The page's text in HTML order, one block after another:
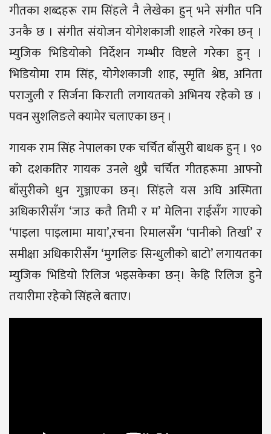
गीतका शब्दहरू राम सिंहले नै लेखेका हुन् भने संगीत पनि
उनकै छ । संगीत संयोजन योगेशकाजी शाहले गरेका छन् ।
म्युजिक भिडियोको निर्देशन गम्भीर विष्टले गरेका हुन् ।
भिडियोमा राम सिंह, योगेशकाजी शाह, स्मृति श्रेष्ठ, अनिता
पराजुली र सिर्जना किराती लगायतको अभिनय रहेको छ ।
पवन सुशलिङले क्यामेर चलाएका छन् ।
गायक राम सिंह नेपालका एक चर्चित बाँसुरी बाधक हुन् । ९०
को दशकतिर गायक उनले थुप्रै चर्चित गीतहरूमा आफ्नो
बाँसुरीको धुन गुञ्जाएका छन्। सिंहले यस अघि अस्मिता
अधिकारीसँग ‘जाउ कतै तिमी र म’ मेलिना राईसँग गाएको
‘पाइला पाइलामा माया’,रचना रिमालसँग ‘पानीको तिर्खा’ र
समीक्षा अधिकारीसँग ‘मुगलिङ सिन्धुलीको बाटो’ लगायतका
म्युजिक भिडियो रिलिज भइसकेका छन्। केहि रिलिज हुने
तयारीमा रहेको सिंहले बताए।